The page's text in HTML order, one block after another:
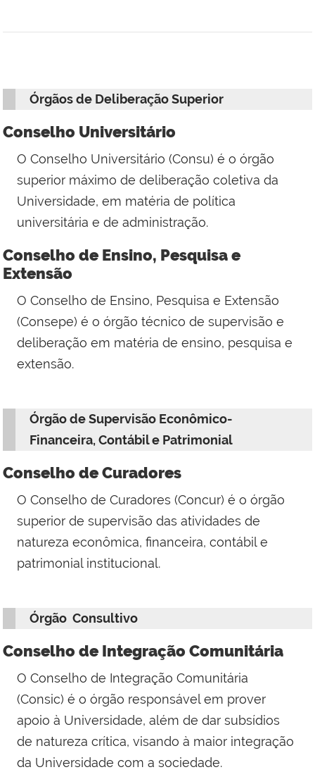
Órgãos de Deliberação Superior
Conselho Universitário
O Conselho Universitário (Consu) é o órgão
superior máximo de deliberação coletiva da
Universidade, em matéria de política
universitária e de administração.
Conselho de Ensino, Pesquisa e
Extensão
O Conselho de Ensino, Pesquisa e Extensão
(Consepe) é o órgão técnico de supervisão e
deliberação em matéria de ensino, pesquisa e
extensão.
Órgão de Supervisão Econômico-
Financeira, Contábil e Patrimonial
Conselho de Curadores
O Conselho de Curadores (Concur) é o órgão
superior de supervisão das atividades de
natureza econômica, financeira, contábil e
patrimonial institucional.
Órgão Consultivo
Conselho de Integração Comunitária
O Conselho de Integração Comunitária
(Consic) é o órgão responsável em prover
apoio à Universidade, além de dar subsídios
de natureza crítica, visando à maior integração
da Universidade com a sociedade.